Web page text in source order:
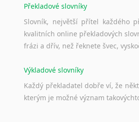
Překladové slovníky
Slovník, největší přítel každého
kvalitních online překladových
frázi a dřív, než řeknete švec,
Výkladové slovníky
Každý překladatel dobře ví, že
kterým je možné význam